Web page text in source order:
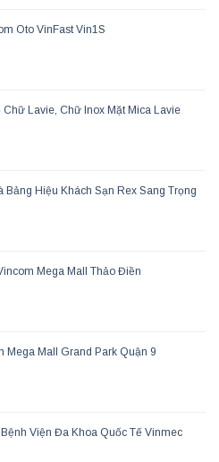
Oto VinFast Vin1S
Chữ Lavie, Chữ Inox Mặt Mica Lavie
Bảng Hiệu Khách Sạn Rex Sang Trọng
Mega Mall Thảo Điền
Mega Mall Grand Park Quận 9
Viện Đa Khoa Quốc Tế Vinmec